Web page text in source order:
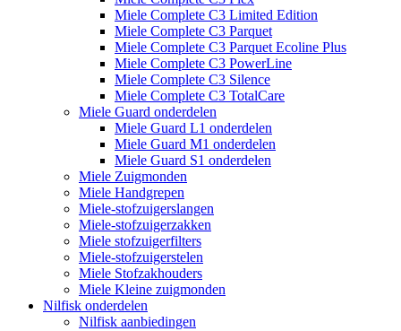
Miele Complete C3 Limited Edition
Miele Complete C3 Parquet
Miele Complete C3 Parquet Ecoline Plus
Miele Complete C3 PowerLine
Miele Complete C3 Silence
Miele Complete C3 TotalCare
Miele Guard onderdelen
Miele Guard L1 onderdelen
Miele Guard M1 onderdelen
Miele Guard S1 onderdelen
Miele Zuigmonden
Miele Handgrepen
Miele-stofzuigerslangen
Miele-stofzuigerzakken
Miele stofzuigerfilters
Miele-stofzuigerstelen
Miele Stofzakhouders
Miele Kleine zuigmonden
Nilfisk onderdelen
Nilfisk aanbiedingen